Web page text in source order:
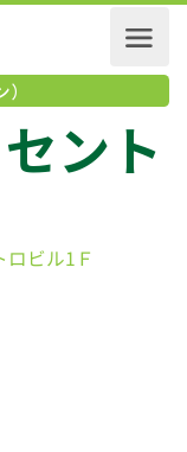
ン）
セン